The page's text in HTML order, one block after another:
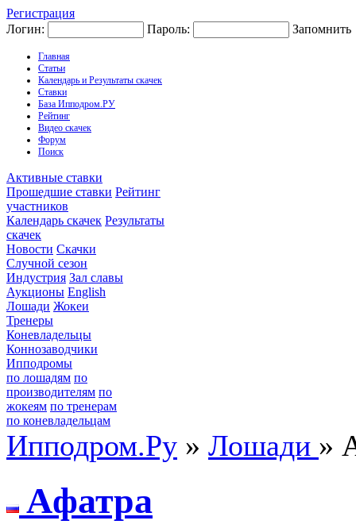
Регистрация
Логин:
Пароль: Запомнить
Главная
Статьи
Календарь и Результаты скачек
Ставки
База Ипподром.РУ
Рейтинг
Видео скачек
Форум
Поиск
Активные ставки
Прошедшие ставки Рейтинг
участников
Календарь скачек Результаты
скачек
Новости Скачки
Случной сезон
Индустрия Зал славы
Аукционы English
Лошади Жокеи
Тренеры
Коневладельцы
Коннозаводчики
Ипподромы
по лошадям по
производителям по
жокеям по тренерам
по коневладельцам
Ипподром.Ру » Лошади »
Aфатpа